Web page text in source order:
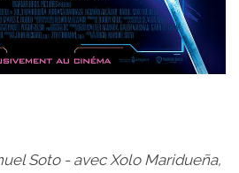
Soto - avec Xolo Maridueña,